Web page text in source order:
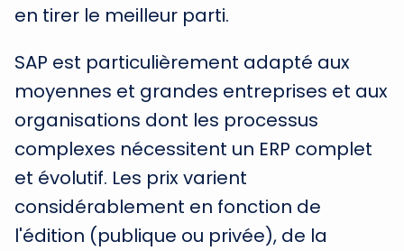
en tirer le meilleur parti.
SAP est particulièrement adapté aux
moyennes et grandes entreprises et aux
organisations dont les processus
complexes nécessitent un ERP complet
et évolutif. Les prix varient
considérablement en fonction de
l'édition (publique ou privée), de la